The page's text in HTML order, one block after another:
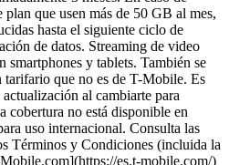
plan que usen más de 50 GB al mes,
hasta el siguiente ciclo de
de datos. Streaming de video
smartphones y tablets. También se
tarifario que no es de T-Mobile. Es
al cambiarte para
cobertura no está disponible en
uso internacional. Consulta las
Términos y Condiciones (incluida la
es.t-mobile.com/)